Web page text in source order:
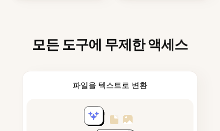
모든 도구에 무제한 액세스
파일을 텍스트로 변환